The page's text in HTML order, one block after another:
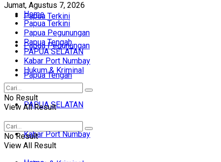
Jumat, Agustus 7, 2026
Papua Terkini
Papua Pegunungan
Papua Tengah
PAPUA SELATAN
Kabar Port Numbay
Home
Papua Terkini
Papua Pegunungan
Papua Tengah
PAPUA SELATAN
Kabar Port Numbay
Hukum & Kriminal
No Result
View All Result
No Result
View All Result